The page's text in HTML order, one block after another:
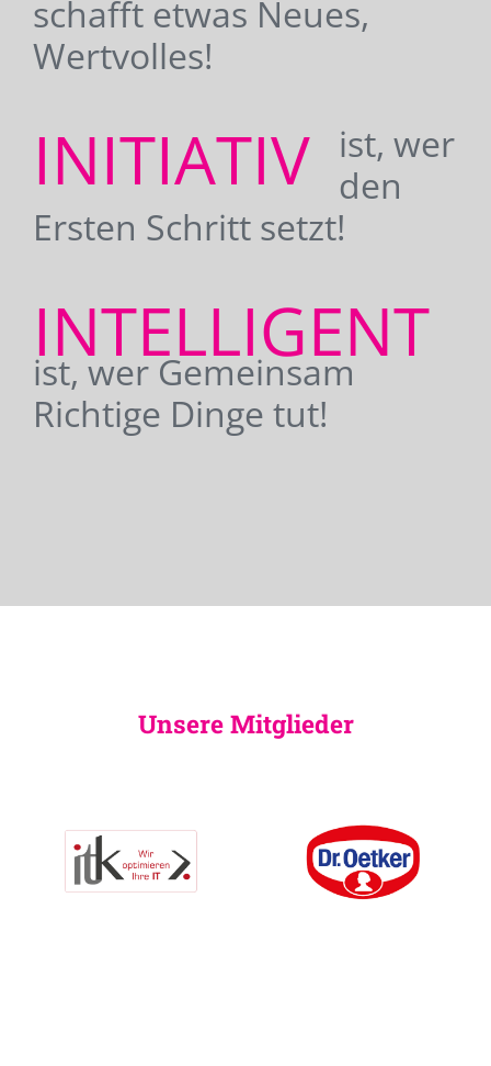
schafft etwas Neues,
Wertvolles!
INITIATIV
ist, wer
den
Ersten Schritt setzt!
INTELLIGENT
ist, wer Gemeinsam
Richtige Dinge tut!
Unsere Mitglieder